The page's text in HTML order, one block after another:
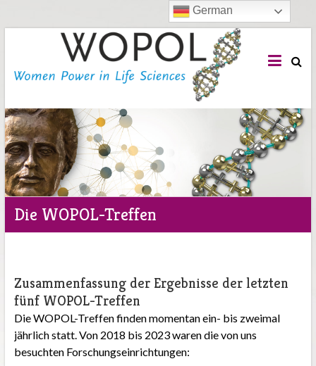
WOPOL
e.V.
Power
in
Life
Sciences
Die WOPOL-Treffen
Zusammenfassung der Ergebnisse der letzten
fünf WOPOL-Treffen
Die WOPOL-Treffen finden momentan ein- bis zweimal
jährlich statt. Von 2018 bis 2023 waren die von uns
besuchten Forschungseinrichtungen:
German